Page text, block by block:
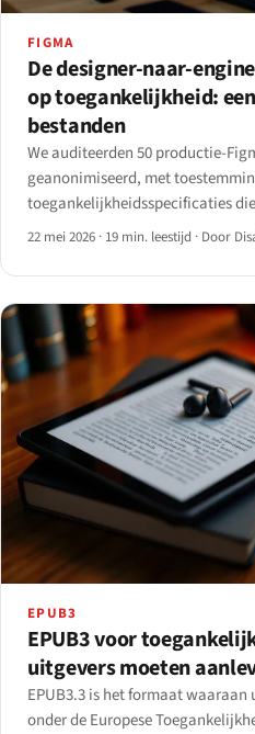
FIGMA
De designer-naar-
op toegankelijkheid:
bestanden
We auditeerden 50 productie-
geanonimiseerd, met
toegankelijkheidsspecificaties
terechtkwamen.
22 mei 2026 · 19 min. leestijd · Door
EPUB3
EPUB3 voor
uitgevers moeten
EPUB3.3 is het formaat
onder de Europese